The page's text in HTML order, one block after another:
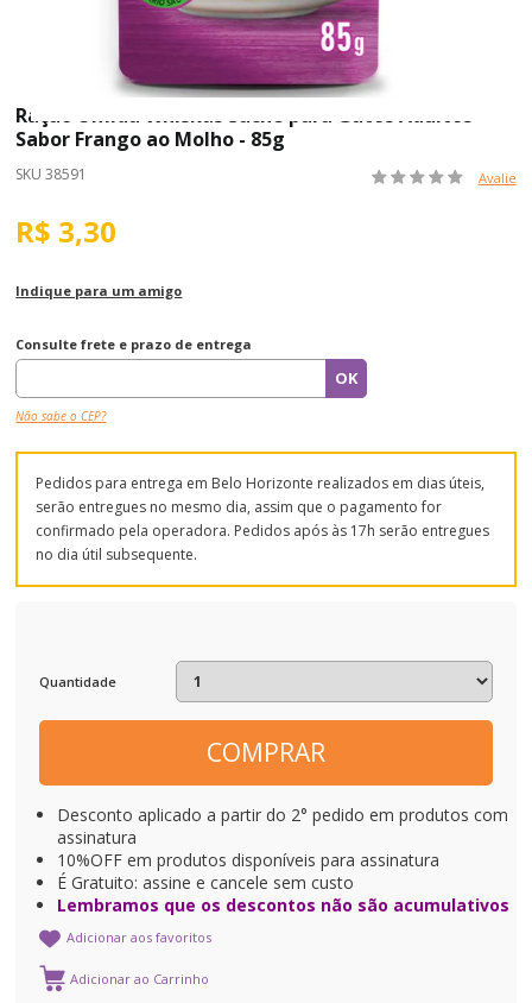
Ração Úmida Whiskas Sachê para Gatos Adultos
Sabor Frango ao Molho - 85g
SKU 38591 Avalie
R$ 3,30
Indique para um amigo
Consulte frete e prazo de entrega
Não sabe o CEP?
Pedidos para entrega em Belo Horizonte realizados em dias úteis,
serão entregues no mesmo dia, assim que o pagamento for
confirmado pela operadora. Pedidos após às 17h serão entregues
no dia útil subsequente.
Quantidade
COMPRAR
Desconto aplicado a partir do 2° pedido em produtos com
assinatura
10%OFF em produtos disponíveis para assinatura
É Gratuito: assine e cancele sem custo
Lembramos que os descontos não são acumulativos
Adicionar aos favoritos